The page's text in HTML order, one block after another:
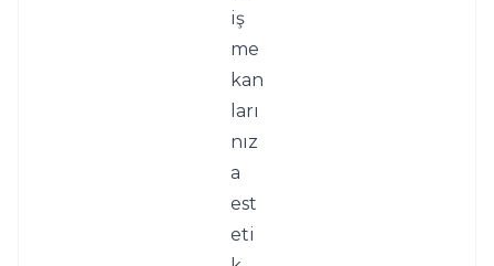
iş
me
kan
ları
nız
a
est
eti